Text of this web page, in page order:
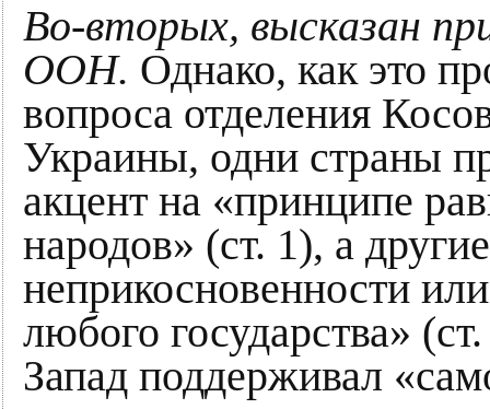
Во-вторых, высказан
ООН. Однако, как это
вопроса отделения
Украины, одни страны
акцент на «принципе
народов» (ст. 1), а
неприкосновенности
любого государства»
Запад поддерживал